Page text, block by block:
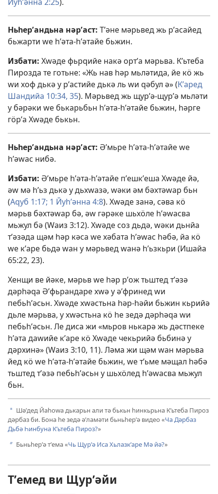
Йуһʹәнна 2:25).
Ньһерʹандьна нәрʹаст: Тʹәне мәрьвед жь рʹасайед
бьжарти ԝе һʹәта-һʹәтайе бьжин.
Избати: Хԝәде фьрԛийе накә ортʹа мәрьва. Кʹьтеба
Пирозда те готьне: «Жь нав һәр мьләтида, йе кӧ жь
ԝи хоф дькә у рʹастийе дькә ль ԝи ԛәбул ә» (Кʹаред
Шандийа 10:34, 35). Мәрьвед жь щурʹә-щурʹә мьләти
у бәрәки ԝе бькарьбьн һʹәта-һʹәтайе бьжин, һәрге
гӧрʹа Хԝәде бькьн.
Ньһерʹандьна нәрʹаст: Әʹмьре һʹәта-һʹәтайе ԝе
һʹәԝас нибә.
Избати: Әʹмьре һʹәта-һʹәтайе пʹешкʹеша Хԝәде йә,
әԝ мә һʹьз дькә у дьхԝазә, ԝәки әм бәхтәԝар бьн
(Аԛуб 1:17; 1 Йуһʹәнна 4:8). Хԝәде занә, сәва кӧ
мәрьв бәхтәԝар бә, әԝ гәрәке шьхӧле һʹәԝасва
мьжул бә (Ԝаиз 3:12). Хԝәде соз дьдә, ԝәки дьнйа
тʹәзәда щәм һәр кәса ԝе хәбата һʹәԝас һәбә, йа кӧ
ԝе кʹаре бьдә ԝан у мәрьвед ԝанә һʹьзкьри (Ишайа
65:22, 23).
Хенщи ве йәке, мәрьв ԝе һәр рʹож тьштед тʹәзә
дәрһәԛа Әʹфьрандаре хԝә у әʹфринед ԝи
пебьһʹәсьн. Хԝәде хԝәстьна һәр-һәйи бьжин кьрийә
дьле мәрьва, у хԝәстьна кӧ һе зедә дәрһәԛа ԝи
пебьһʹәсьн. Ле диса жи «мьров нькарә жь дәстпеке
һʹәта даԝийе кʹаре кӧ Хԝәде чекьрийә бьбинә у
дәрхинә» (Ԝаиз 3:10, 11). Ләма жи щәм ԝан мәрьва
йед кӧ ԝе һʹәта-һʹәтайе бьжин, ԝе тʹьме мәщал һәбә
тьштед тʹәзә пебьһʹәсьн у шьхӧлед һʹәԝасва мьжул
бьн.
a Шәʹдед Йаһоԝа дькарьн али тә бькьн һинкьрьна Кʹьтеба Пироз
дәрбаз би. Бона һе зедә әʹламәти бьньһерʹә видео «Ча Дәрбаз
Дьбә Һинбуна Кʹьтеба Пироз?»
b Бьньһерʹә тʹема «Чь Щурʹә Иса Хьлазкʹаре Мә йә?»
Тʹемед ви Щурʹәйи